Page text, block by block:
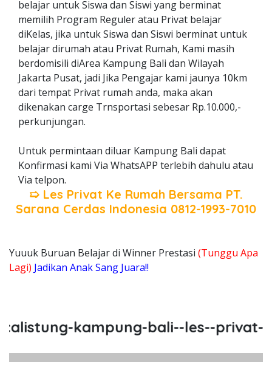
belajar untuk Siswa dan Siswi yang berminat
memilih Program Reguler atau Privat belajar
diKelas, jika untuk Siswa dan Siswi berminat untuk
belajar dirumah atau Privat Rumah, Kami masih
berdomisili diArea Kampung Bali dan Wilayah
Jakarta Pusat, jadi Jika Pengajar kami jaunya 10km
dari tempat Privat rumah anda, maka akan
dikenakan carge Trnsportasi sebesar Rp.10.000,-
perkunjungan.
Untuk permintaan diluar Kampung Bali dapat
Konfirmasi kami Via WhatsAPP terlebih dahulu atau
Via telpon.
➯ Les Privat Ke Rumah Bersama PT.
Sarana Cerdas Indonesia 0812-1993-7010
Yuuuk Buruan Belajar di Winner Prestasi (Tunggu Apa
Lagi) Jadikan Anak Sang Juara!!
kampung-bali--les--privat--